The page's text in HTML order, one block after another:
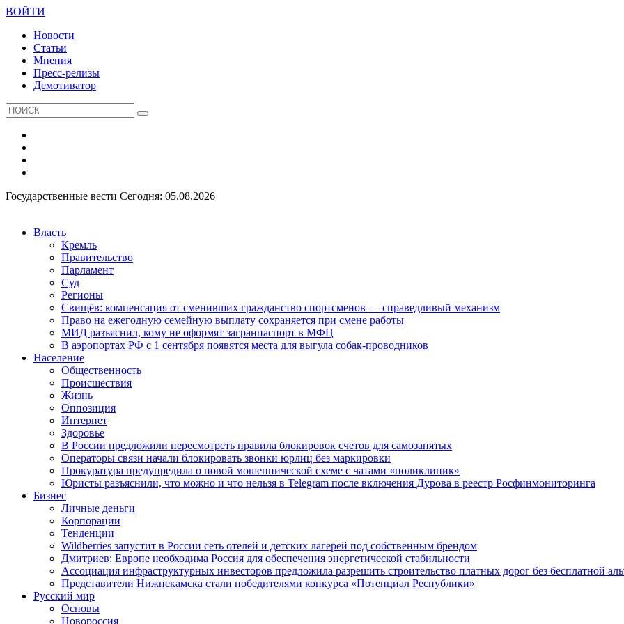
ВОЙТИ
Новости
Статьи
Мнения
Пресс-релизы
Демотиватор
Государственные вести Сегодня: 05.08.2026
Власть
Кремль
Правительство
Парламент
Суд
Регионы
Свищёв: компенсация от сменивших гражданство спортсменов — справедливый механизм
Право на ежегодную семейную выплату сохраняется при смене работы
МИД разъяснил, кому не оформят загранпаспорт в МФЦ
В аэропортах РФ с 1 сентября появятся места для выгула собак-проводников
Население
Общественность
Происшествия
Жизнь
Оппозиция
Интернет
Здоровье
В России предложили пересмотреть правила блокировок счетов для самозанятых
Операторы связи начали блокировать звонки юрлиц без маркировки
Прокуратура предупредила о новой мошеннической схеме с чатами «поликлиник»
Юристы разъяснили, что можно и что нельзя в Telegram после включения Дурова в реестр Росфинмониторинга
Бизнес
Личные деньги
Корпорации
Тенденции
Wildberries запустит в России сеть отелей и детских лагерей под собственным брендом
Дмитриев: Европе необходима Россия для обеспечения энергетической стабильности
Ассоциация инфраструктурных инвесторов предложила разрешить строительство платных дорог без бесплатной
Представители Нижнекамска стали победителями конкурса «Потенциал Республики»
Русский мир
Основы
Новороссия